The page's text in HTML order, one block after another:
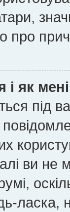
про
як
під
ви